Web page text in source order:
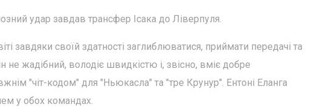
удар завдав трансфер Ісака до Ліверпуля.
завдяки своїй здатності заглиблюватися, приймати передачі та
не жадібний, володіє швидкістю і, звісно, вміє добре
"чіт-кодом" для "Ньюкасла" та "тре Крунур". Ентоні Еланга
у обох командах.